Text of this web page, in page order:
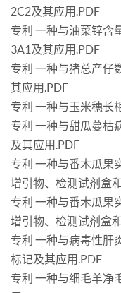
2C2及其应用.PDF
专利 一种与油菜锌含
3A1及其应用.PDF
专利 一种与猪总产仔
其应用.PDF
专利 一种与玉米穗长
专利 一种与甜瓜蔓枯
及其应用.PDF
专利 一种与番木瓜果
增引物、检测试剂盒
专利 一种与番木瓜果
增引物、检测试剂盒
专利 一种与病毒性肝
标记及其应用.PDF
专利 一种与细毛羊净